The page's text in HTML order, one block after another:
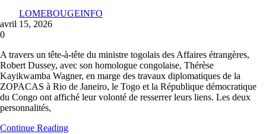
LOMEBOUGEINFO
avril 15, 2026
0
A travers un tête-à-tête du ministre togolais des Affaires étrangères,
Robert Dussey, avec son homologue congolaise, Thérèse
Kayikwamba Wagner, en marge des travaux diplomatiques de la
ZOPACAS à Rio de Janeiro, le Togo et la République démocratique
du Congo ont affiché leur volonté de resserrer leurs liens. Les deux
personnalités,
Continue Reading